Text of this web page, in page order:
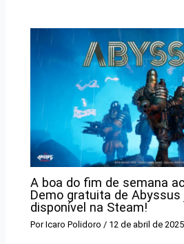
A boa do fim de semana
Demo gratuita de Abyssus
disponível na Steam!
PorIcaro Polidoro / 12 de abril de 2025